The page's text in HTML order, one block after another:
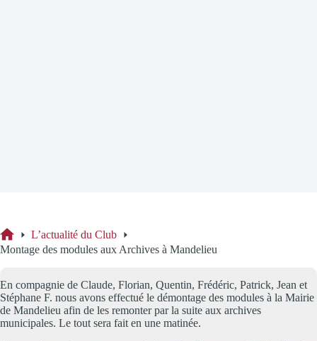
Accueil
L’actualité du Club
Montage des modules aux Archives à Mandelieu
En compagnie de Claude, Florian, Quentin, Frédéric, Patrick, Jean et
Stéphane F. nous avons effectué le démontage des modules à la Mairie
de Mandelieu afin de les remonter par la suite aux archives
municipales. Le tout sera fait en une matinée.